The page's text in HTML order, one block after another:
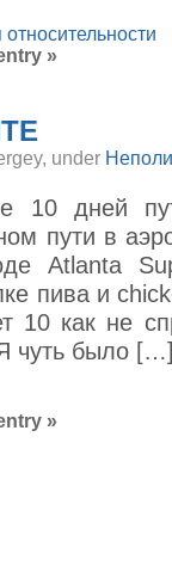
»
under
10 дней
пути в
Atlanta
пива и
10 как не
чуть было
»